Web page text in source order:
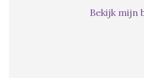
Bekijk mijn